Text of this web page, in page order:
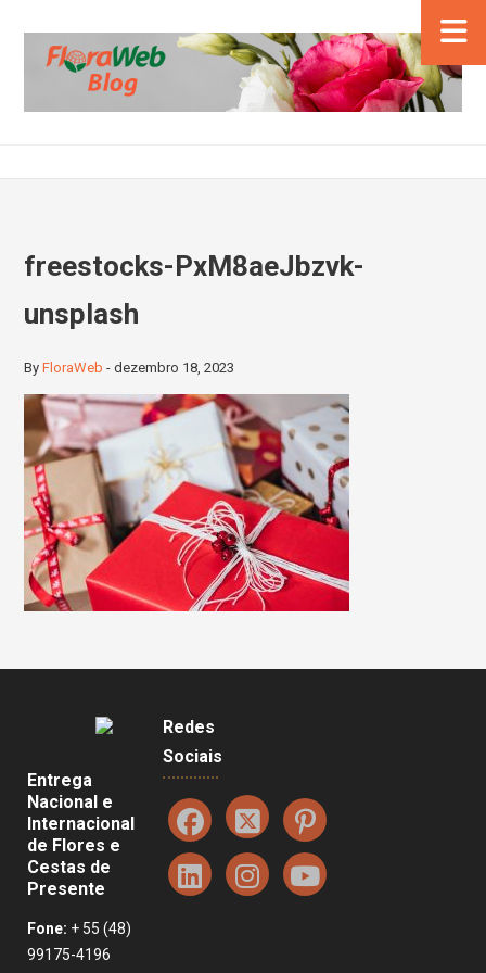
freestocks-PxM8aeJbzvk-
unsplash
ByFloraWeb -dezembro 18, 2023
Entrega
Nacional e
Internacional
de Flores e
Cestas de
Presente
Fone: + 55 (48)
99175-4196
Redes
Sociais